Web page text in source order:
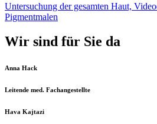
Untersuchung der gesamten Haut,
Pigmentmalen
Wir sind für Sie da
Anna Hack
Leitende med. Fachangestellte
Hava Kajtazi